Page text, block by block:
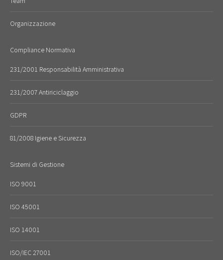
Organizzazione
Compliance Normativa
231/2001 Responsabilità Amministrativa
231/2007 Antiriciclaggio
GDPR
81/2008 Igiene e Sicurezza
Sistemi di Gestione
ISO 9001
ISO 45001
ISO 14001
ISO/IEC 27001